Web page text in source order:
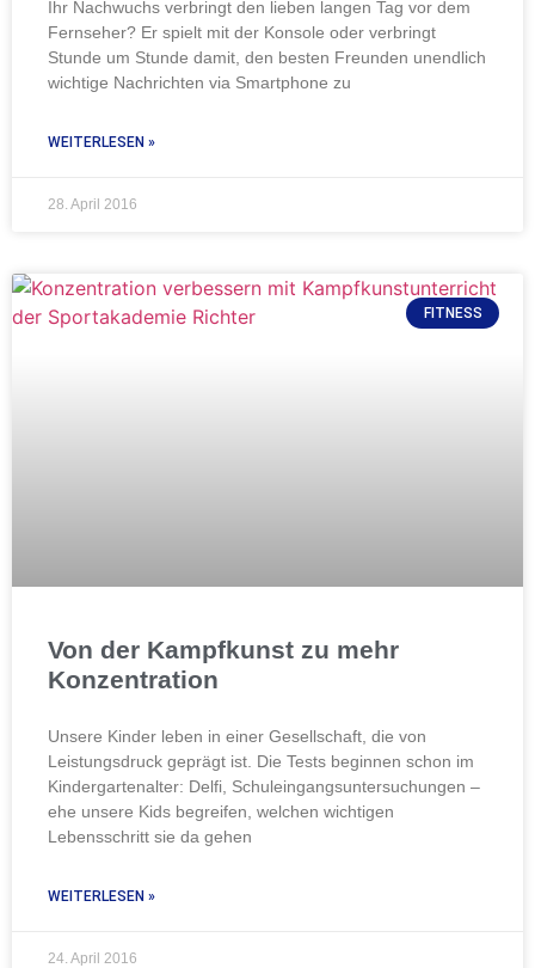
Ihr Nachwuchs verbringt den lieben langen Tag vor dem
Fernseher? Er spielt mit der Konsole oder verbringt
Stunde um Stunde damit, den besten Freunden unendlich
wichtige Nachrichten via Smartphone zu
WEITERLESEN »
28. April 2016
FITNESS
Von der Kampfkunst zu mehr
Konzentration
Unsere Kinder leben in einer Gesellschaft, die von
Leistungsdruck geprägt ist. Die Tests beginnen schon im
Kindergartenalter: Delfi, Schuleingangsuntersuchungen –
ehe unsere Kids begreifen, welchen wichtigen
Lebensschritt sie da gehen
WEITERLESEN »
24. April 2016